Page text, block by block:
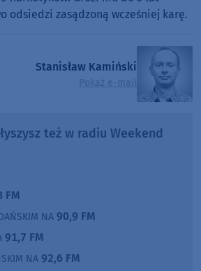
odsiedzi zasądzoną wcześniej karę.
Stanisław Kamiński
Pokaż e-mail
też w radiu Weekend
FM
NA 90,9 FM
91,7 FM
NA 92,6 FM